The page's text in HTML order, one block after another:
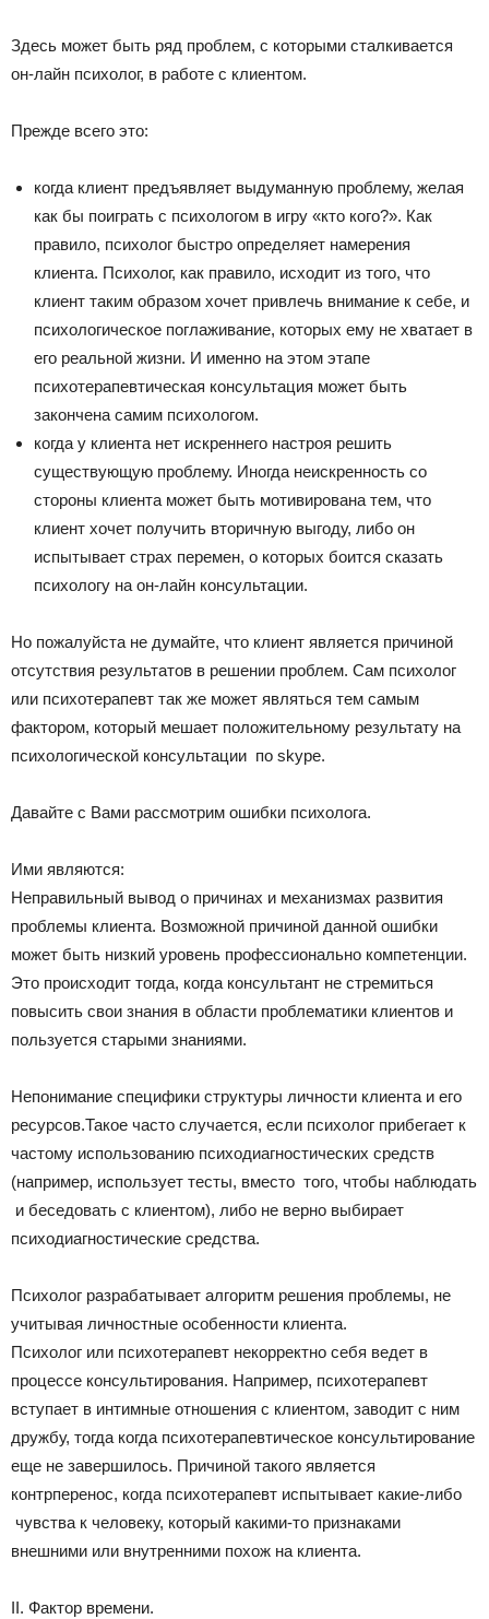
Здесь может быть ряд проблем, с которыми сталкивается
он-лайн психолог, в работе с клиентом.
Прежде всего это:
когда клиент предъявляет выдуманную проблему, желая
как бы поиграть с психологом в игру «кто кого?». Как
правило, психолог быстро определяет намерения
клиента. Психолог, как правило, исходит из того, что
клиент таким образом хочет привлечь внимание к себе, и
психологическое поглаживание, которых ему не хватает в
его реальной жизни. И именно на этом этапе
психотерапевтическая консультация может быть
закончена самим психологом.
когда у клиента нет искреннего настроя решить
существующую проблему. Иногда неискренность со
стороны клиента может быть мотивирована тем, что
клиент хочет получить вторичную выгоду, либо он
испытывает страх перемен, о которых боится сказать
психологу на он-лайн консультации.
Но пожалуйста не думайте, что клиент является причиной
отсутствия результатов в решении проблем. Сам психолог
или психотерапевт так же может являться тем самым
фактором, который мешает положительному результату на
психологической консультации по skype.
Давайте с Вами рассмотрим ошибки психолога.
Ими являются:
Неправильный вывод о причинах и механизмах развития
проблемы клиента. Возможной причиной данной ошибки
может быть низкий уровень профессионально компетенции.
Это происходит тогда, когда консультант не стремиться
повысить свои знания в области проблематики клиентов и
пользуется старыми знаниями.
Непонимание специфики структуры личности клиента и его
ресурсов.Такое часто случается, если психолог прибегает к
частому использованию психодиагностических средств
(например, использует тесты, вместо того, чтобы наблюдать
и беседовать с клиентом), либо не верно выбирает
психодиагностические средства.
Психолог разрабатывает алгоритм решения проблемы, не
учитывая личностные особенности клиента.
Психолог или психотерапевт некорректно себя ведет в
процессе консультирования. Например, психотерапевт
вступает в интимные отношения с клиентом, заводит с ним
дружбу, тогда когда психотерапевтическое консультирование
еще не завершилось. Причиной такого является
контрперенос, когда психотерапевт испытывает какие-либо
чувства к человеку, который какими-то признаками
внешними или внутренними похож на клиента.
II. Фактор времени.